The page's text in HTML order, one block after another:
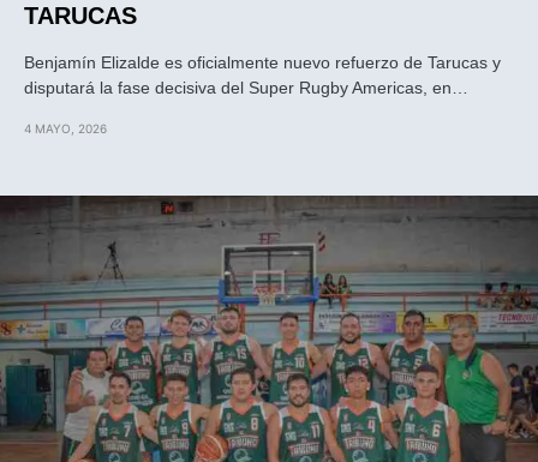
TARUCAS
Benjamín Elizalde es oficialmente nuevo refuerzo de Tarucas y
disputará la fase decisiva del Super Rugby Americas, en…
4 MAYO, 2026